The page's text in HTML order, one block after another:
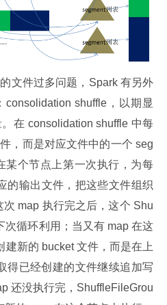
文件过多问题，Spark 有另外
shuffle，以期显
在 consolidation shuffle 中每
，而是对应文件中的一个 seg
某个节点上第一次执行，为每
的输出文件，把这些文件组织
map 执行完之后，这个 Shu
次循环利用；当又有 map 在这
新的 bucket 文件，而是在上
得已经创建的文件继续追加写
还没执行完，ShuffleFileGrou